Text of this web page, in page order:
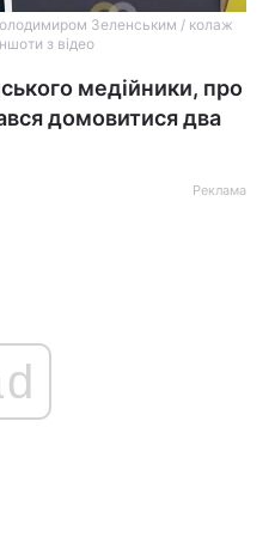
Зеленським / колаж
з відео
медійники, про
домовитися два
Реклама